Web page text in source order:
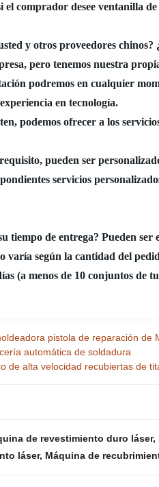
el comprador desee ventanilla
y otros proveedores chinos?
pero tenemos nuestra
podremos en cualquier
en tecnología.
podemos ofrecer a los
pueden ser
servicios
tiempo de entrega? Pueden ser
varía según la cantidad del
(a menos de 10 conjuntos de
pistola de reparación
automática de soldadura
de alta velocidad recubiertas de
de revestimiento duro láser,
láser, Máquina de